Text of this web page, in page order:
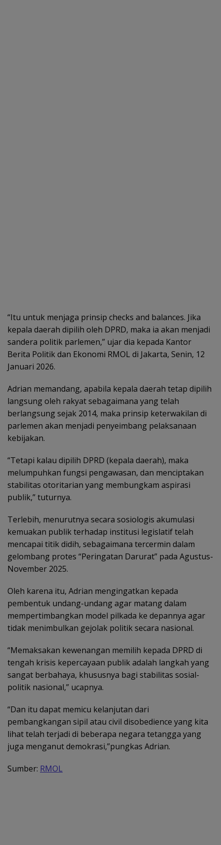
“Itu untuk menjaga prinsip checks and balances. Jika
kepala daerah dipilih oleh DPRD, maka ia akan menjadi
sandera politik parlemen,” ujar dia kepada Kantor
Berita Politik dan Ekonomi RMOL di Jakarta, Senin, 12
Januari 2026.
Adrian memandang, apabila kepala daerah tetap dipilih
langsung oleh rakyat sebagaimana yang telah
berlangsung sejak 2014, maka prinsip keterwakilan di
parlemen akan menjadi penyeimbang pelaksanaan
kebijakan.
“Tetapi kalau dipilih DPRD (kepala daerah), maka
melumpuhkan fungsi pengawasan, dan menciptakan
stabilitas otoritarian yang membungkam aspirasi
publik,” tuturnya.
Terlebih, menurutnya secara sosiologis akumulasi
kemuakan publik terhadap institusi legislatif telah
mencapai titik didih, sebagaimana tercermin dalam
gelombang protes “Peringatan Darurat” pada Agustus-
November 2025.
Oleh karena itu, Adrian mengingatkan kepada
pembentuk undang-undang agar matang dalam
mempertimbangkan model pilkada ke depannya agar
tidak menimbulkan gejolak politik secara nasional.
“Memaksakan kewenangan memilih kepada DPRD di
tengah krisis kepercayaan publik adalah langkah yang
sangat berbahaya, khususnya bagi stabilitas sosial-
politik nasional,” ucapnya.
“Dan itu dapat memicu kelanjutan dari
pembangkangan sipil atau civil disobedience yang kita
lihat telah terjadi di beberapa negara tetangga yang
juga menganut demokrasi,”pungkas Adrian.
Sumber: RMOL